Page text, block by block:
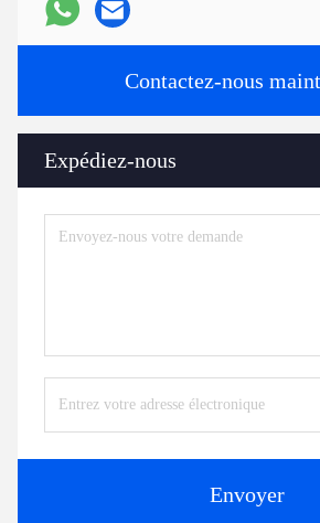
Contactez-nous
Expédiez-nous
Envoyer